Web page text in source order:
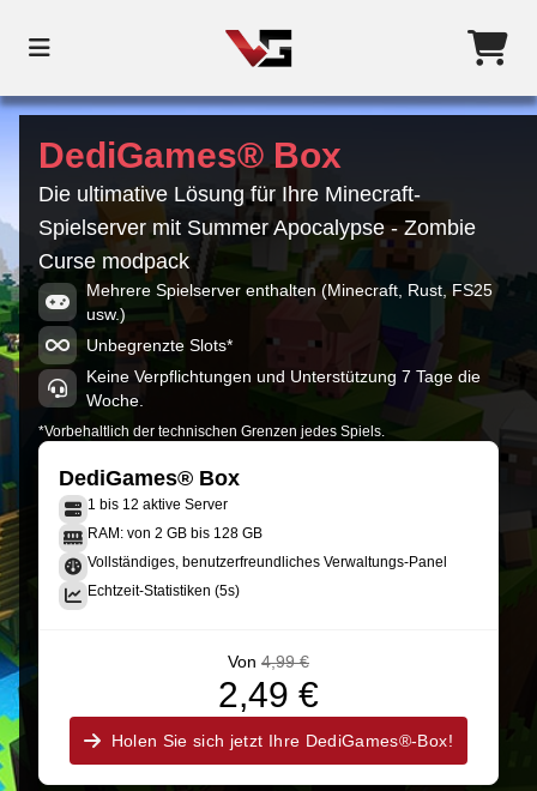
DediGames® Box
Die ultimative Lösung für Ihre Minecraft-
Spielserver mit Summer Apocalypse - Zombie
Curse modpack
Mehrere Spielserver enthalten (Minecraft, Rust, FS25
usw.)
Unbegrenzte Slots*
Keine Verpflichtungen und Unterstützung 7 Tage die
Woche.
*Vorbehaltlich der technischen Grenzen jedes Spiels.
DediGames® Box
1 bis 12 aktive Server
RAM: von 2 GB bis 128 GB
Vollständiges, benutzerfreundliches Verwaltungs-Panel
Echtzeit-Statistiken (5s)
Von 4,99 €
2,49 €
Holen Sie sich jetzt Ihre DediGames®-Box!